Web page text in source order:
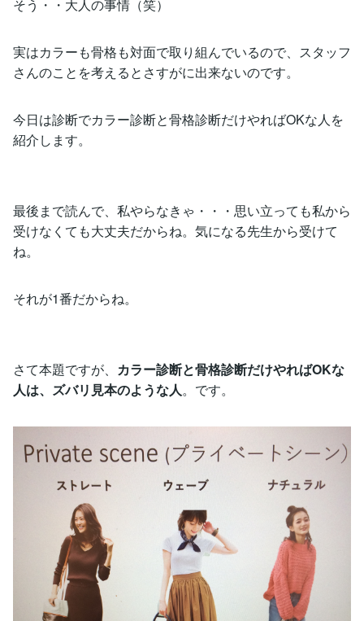
そう・・大人の事情（笑）
実はカラーも骨格も対面で取り組んでいるので、スタッフ
さんのことを考えるとさすがに出来ないのです。
今日は診断でカラー診断と骨格診断だけやればOKな人を
紹介します。
最後まで読んで、私やらなきゃ・・・思い立っても私から
受けなくても大丈夫だからね。気になる先生から受けて
ね。
それが1番だからね。
さて本題ですが、 カラー診断と骨格診断だけやればOKな
人は、ズバリ見本のような人。です。